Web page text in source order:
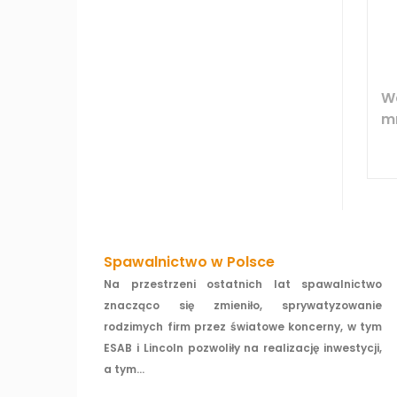
Spawalnictwo w Polsce
Na przestrzeni ostatnich lat spawalnictwo
znacząco się zmieniło, sprywatyzowanie
rodzimych firm przez światowe koncerny, w tym
ESAB i Lincoln pozwoliły na realizację inwestycji,
a tym...